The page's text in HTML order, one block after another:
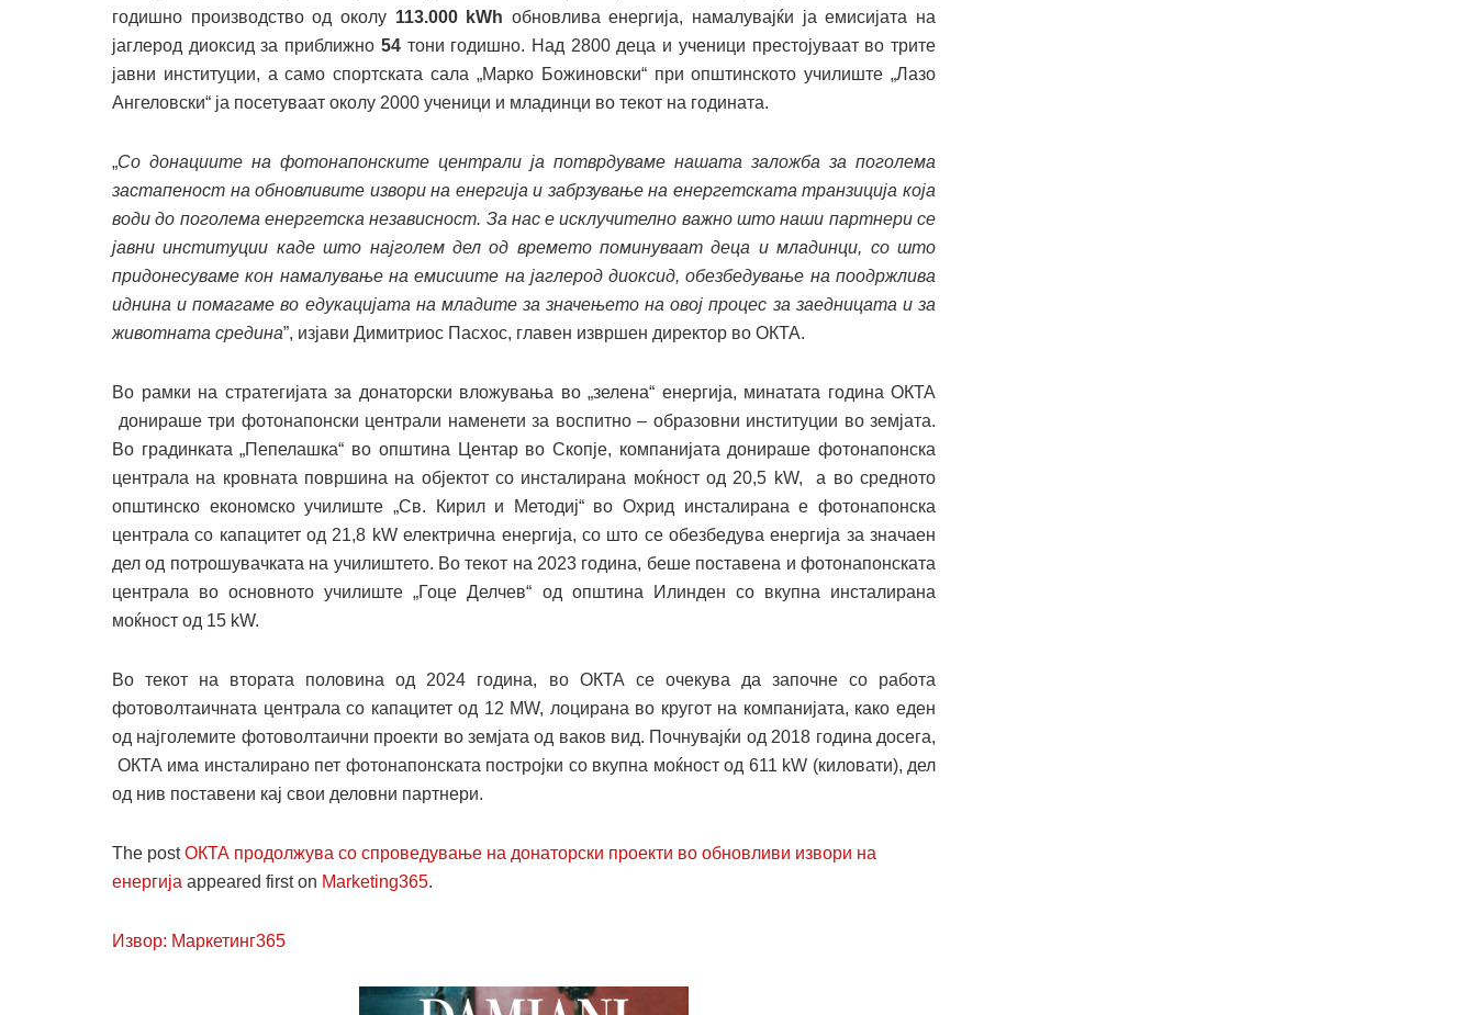
годишно производство од околу 113.000 kWh обновлива енергија, намалувајќи ја емисијата на
јаглерод диоксид за приближно 54тони годишно. Над 2800 деца и ученици престојуваат во трите
јавни институции, а само спортската сала „Марко Божиновски“ при општинското училиште „Лазо
Ангеловски“ ја посетуваат околу 2000 ученици и младинци во текот на годината.
„Со донациите на фотонапонските централи ја потврдуваме нашата заложба за поголема
застапеност на обновливите извори на енергија и забрзување на енергетската транзиција која
води до поголема енергетска независност. За нас е исклучително важно што наши партнери се
јавни институции каде што најголем дел од времето поминуваат деца и младинци, со што
придонесуваме кон намалување на емисиите на јаглерод диоксид, обезбедување на поодржлива
иднина и помагаме во едукацијата на младите за значењето на овој процес за заедницата и за
животната средина”, изјави Димитриос Пасхос, главен извршен директор во ОКТА.
Во рамки на стратегијата за донаторски вложувања во „зелена“ енергија, минатата година ОКТА
донираше три фотонапонски централи наменети за воспитно – образовни институции во земјата.
Во градинката „Пепелашка“ во општина Центар во Скопје, компанијата донираше фотонапонска
централа на кровната површина на објектот со инсталирана моќност од 20,5 kW, а во средното
општинско економско училиште „Св. Кирил и Методиј“ во Охрид инсталирана е фотонапонска
централа со капацитет од 21,8 kW електрична енергија, со што се обезбедува енергија за значаен
дел од потрошувачката на училиштето. Во текот на 2023 година, беше поставена и фотонапонската
централа во основното училиште „Гоце Делчев“ од општина Илинден со вкупна инсталирана
моќност од 15 kW.
Во текот на втората половина од 2024 година, во ОКТА се очекува да започне со работа
фотоволтаичната централа со капацитет од 12 MW, лоцирана во кругот на компанијата, како еден
од најголемите фотоволтаични проекти во земјата од ваков вид. Почнувајќи од 2018 година досега,
ОКТА има инсталирано пет фотонапонската постројки со вкупна моќност од 611 kW (киловати), дел
од нив поставени кај свои деловни партнери.
The postОКТА продолжува со спроведување на донаторски проекти во обновливи извори на
енергија appeared first on Marketing365.
Извор: Маркетинг365